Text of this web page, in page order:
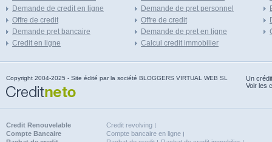
Demande de credit en ligne
Offre de credit
Demande pret bancaire
Credit en ligne
Demande de pret personnel
Offre de credit
Demande de pret en ligne
Calcul credit immobilier
Copyright 2004-2025 - Site édité par la société BLOGGERS VIRTUAL WEB SL
Un
Voir les
Credit Renouvelable
Credit revolving
Compte Bancaire
Compte bancaire en ligne